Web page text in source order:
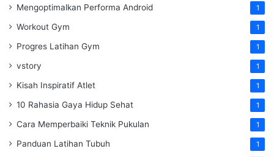
Mengoptimalkan Performa Android 1
Workout Gym 1
Progres Latihan Gym 1
vstory 1
Kisah Inspiratif Atlet 1
10 Rahasia Gaya Hidup Sehat 1
Cara Memperbaiki Teknik Pukulan 1
Panduan Latihan Tubuh 1